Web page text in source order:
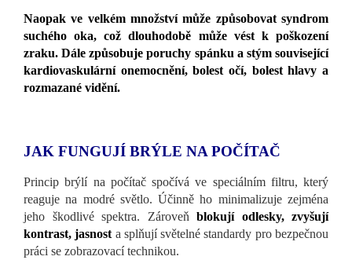
Naopak ve velkém množství může způsobovat syndrom
suchého oka, což dlouhodobě může vést k poškození
zraku. Dále způsobuje poruchy spánku a stým související
kardiovaskulární onemocnění, bolest očí, bolest hlavy a
rozmazané vidění.
JAK FUNGUJÍ BRÝLE NA POČÍTAČ
Princip brýlí na počítač spočívá ve speciálním filtru, který
reaguje na modré světlo. Účinně ho minimalizuje zejména
jeho škodlivé spektra. Zároveň blokují odlesky, zvyšují
kontrast, jasnost a splňují světelné standardy pro bezpečnou
práci se zobrazovací technikou.